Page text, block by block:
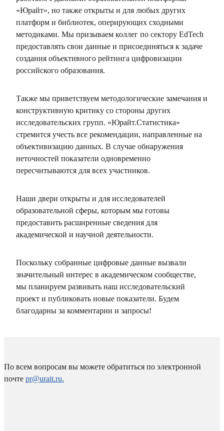
«Юрайт», но также открыты и для любых других
платформ и библиотек, оперирующих сходными
методиками. Мы призываем коллег по сектору EdTech
предоставлять свои данные и присоединяться к задаче
создания объективного рейтинга цифровизации
российского образования.
Также мы приветствуем методологические замечания и
конструктивную критику со стороны других
исследовательских групп. «Юрайт.Статистика»
стремится учесть все рекомендации, направленные на
объективизацию данных. В случае обнаружения
неточностей показатели одновременно
пересчитываются для всех участников.
Наши двери открыты и для исследователей
образовательной сферы, которым мы готовы
предоставить расширенные сведения для
академической и научной деятельности.
Поскольку собранные цифровые данные вызвали
значительный интерес в академическом сообществе,
мы планируем развивать наш исследовательский
проект и публиковать новые показатели. Будем
благодарны за комментарии и запросы!
По всем вопросам вы можете обратиться по электронной
почте pr@urait.ru.